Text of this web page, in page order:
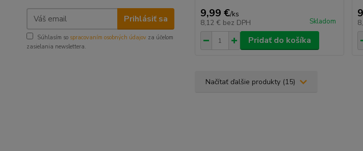
Prihlásiť sa
Súhlasím so spracovaním osobných údajov za účelom
zasielania newslettera.
9,99 €/ks
8,12 € bez DPH Skladom
Pridať do košíka
Načítať ďalšie produkty (15)